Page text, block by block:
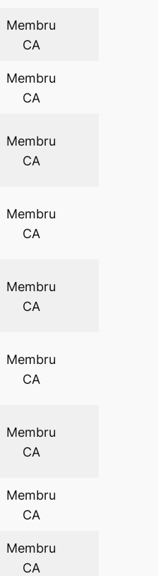
Membru
CA
Membru
CA
Membru
CA
Membru
CA
Membru
CA
Membru
CA
Membru
CA
Membru
CA
Membru
CA